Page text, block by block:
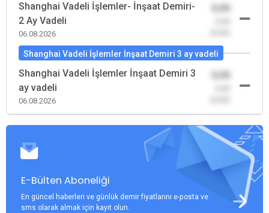
Shanghai Vadeli İşlemler- İnşaat Demiri-
2 Ay Vadeli
06.08.2026
0,00
Shanghai Vadeli İşlemler İnşaat Demiri 3 ay vadeli
Shanghai Vadeli İşlemler İnşaat Demiri 3
ay vadeli
06.08.2026
0,00
E-Bülten Aboneliği
En güncel haberleri ve günlük demir fiyatlarını e-posta ve
sms olarak almak için kayıt olun.